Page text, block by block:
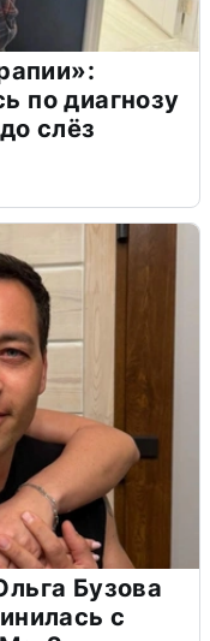
по диагнозу
слёз
Бузова
с